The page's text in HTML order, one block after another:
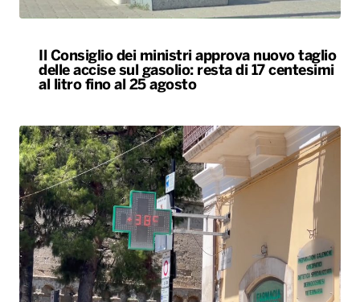
Il Consiglio dei ministri approva nuovo taglio
delle accise sul gasolio: resta di 17 centesimi
al litro fino al 25 agosto